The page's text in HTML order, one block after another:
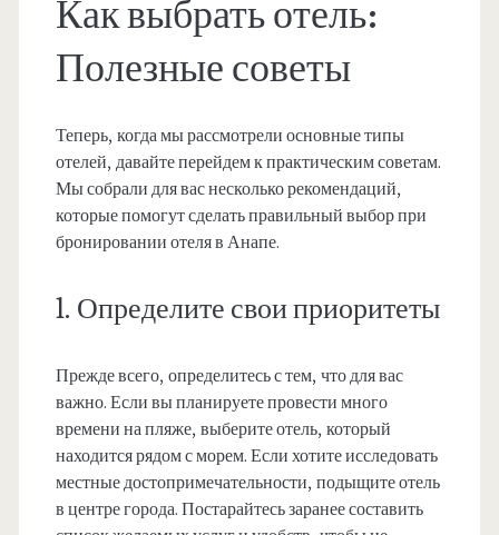
Как выбрать отель:
Полезные советы
Теперь, когда мы рассмотрели основные типы
отелей, давайте перейдем к практическим советам.
Мы собрали для вас несколько рекомендаций,
которые помогут сделать правильный выбор при
бронировании отеля в Анапе.
1. Определите свои приоритеты
Прежде всего, определитесь с тем, что для вас
важно. Если вы планируете провести много
времени на пляже, выберите отель, который
находится рядом с морем. Если хотите исследовать
местные достопримечательности, подыщите отель
в центре города. Постарайтесь заранее составить